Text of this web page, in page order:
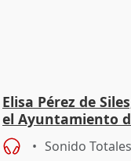
Elisa Pérez de
el Ayuntamiento
Sonido Totales